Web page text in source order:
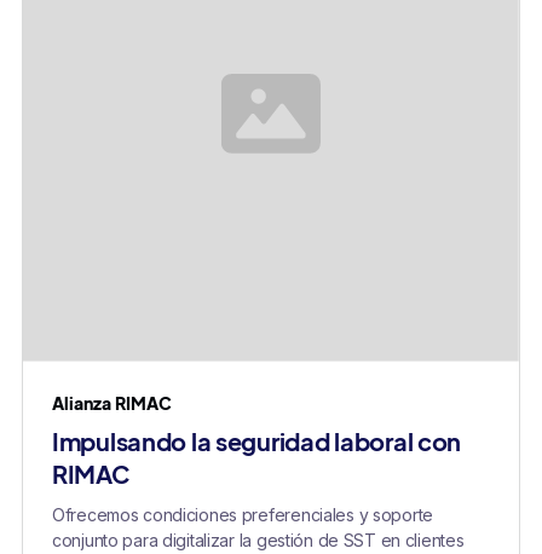
Alianza RIMAC
Impulsando la seguridad laboral con
RIMAC
Ofrecemos condiciones preferenciales y soporte
conjunto para digitalizar la gestión de SST en clientes